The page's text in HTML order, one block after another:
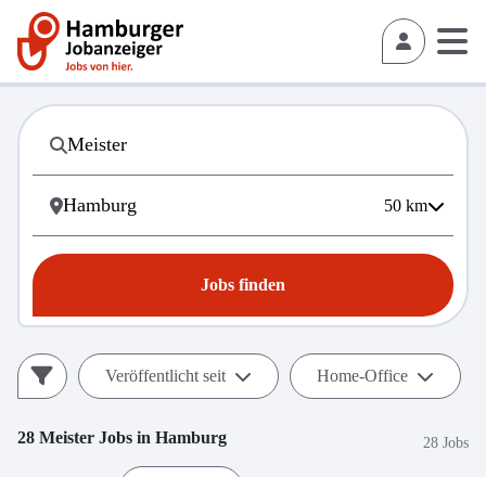
50 km
Jobs finden
Veröffentlicht seit Home-Office
28 Meister Jobs in Hamburg 28 Jobs